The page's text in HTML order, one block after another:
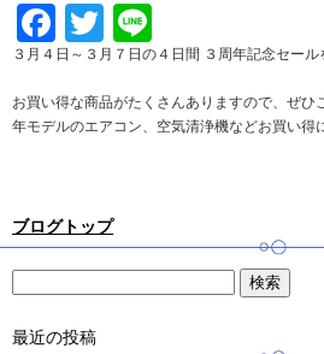
Facebook
Twitter
３月４日～３月７日の４日間 ３周年記念セール
お買い得な商品がたくさんありますので、ぜひ
年モデルのエアコン、空気清浄機などお買い得
ブログトップ
最近の投稿